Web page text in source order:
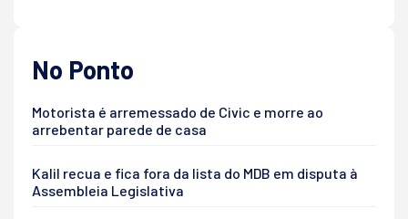
No Ponto
Motorista é arremessado de Civic e morre ao
arrebentar parede de casa
Kalil recua e fica fora da lista do MDB em disputa à
Assembleia Legislativa